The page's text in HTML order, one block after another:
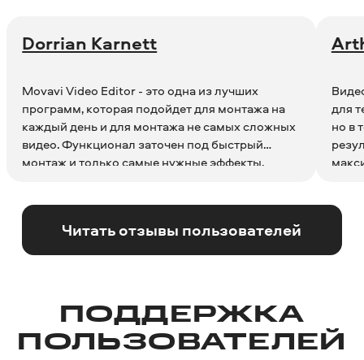
Dorrian Karnett
Movavi Video Editor - это одна из лучших
программ, которая подойдет для монтажа на
каждый день и для монтажа не самых сложных
видео. Функционал заточен под быстрый
монтаж и только самые нужные эффекты,
для
но в
Читать отзывы пользователей
ПОДДЕРЖКА
ПОЛЬЗОВАТЕЛЕЙ